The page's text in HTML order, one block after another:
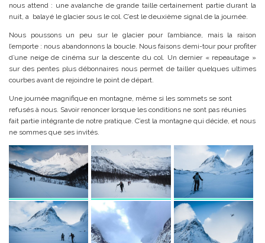
nous attend : une avalanche de grande taille certainement partie durant la
nuit, a balayé le glacier sous le col. C’est le deuxième signal de la journée.
Nous poussons un peu sur le glacier pour l’ambiance, mais la raison
l’emporte : nous abandonnons la boucle. Nous faisons demi-tour pour profiter
d’une neige de cinéma sur la descente du col. Un dernier « repeautage »
sur des pentes plus débonnaires nous permet de tailler quelques ultimes
courbes avant de rejoindre le point de départ.
Une journée magnifique en montagne, même si les sommets se sont
refusés à nous. Savoir renoncer lorsque les conditions ne sont pas réunies
fait partie intégrante de notre pratique. C’est la montagne qui décide, et nous
ne sommes que ses invités.